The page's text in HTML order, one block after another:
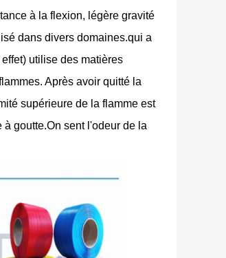
à la flexion, légère gravité
dans divers domaines.qui a
utilise des matières
Après avoir quitté la
supérieure de la flamme est
goutte.On sent l'odeur de la